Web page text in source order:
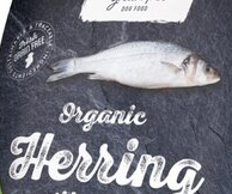
graanvrij hondenvoer